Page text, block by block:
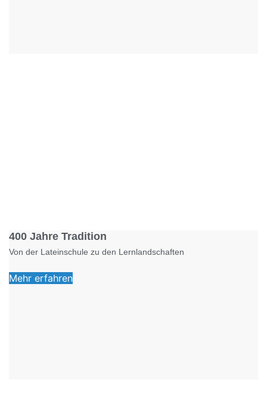
400 Jahre Tradition
Von der Lateinschule zu den Lernlandschaften
Mehr erfahren